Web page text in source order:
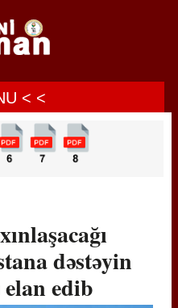
< <
dəstəyin
elan edib